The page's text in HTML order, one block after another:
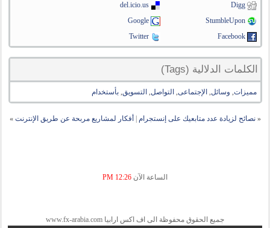
Digg
del.icio.us
StumbleUpon
Google
Facebook
Twitter
الكلمات الدلالية (Tags)
مميزات, وسائل, الإجتماعى, التواصل, التسويق,بأستخدام
« نصائح لزيادة عدد متابعيك على إنستجرام أفكار لمشاريع مربحة عن طريق الإنترنت »
الساعة الآن 12:26 PM
جميع الحقوق محفوظة الى اف اكس ارابيا www.fx-arabia.com